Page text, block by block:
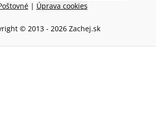
| Úprava cookies
© 2013 - 2026 Zachej.sk